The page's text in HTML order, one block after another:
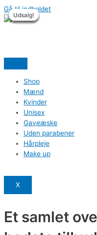
Gå til indholdet
Shop
Mænd
Kvinder
Unisex
Gaveæske
Uden parabener
Hårpleje
Make up
X
Et samlet
Udsalg!
Udsalg!
Udsalg!
Udsalg!
Udsalg!
Udsalg!